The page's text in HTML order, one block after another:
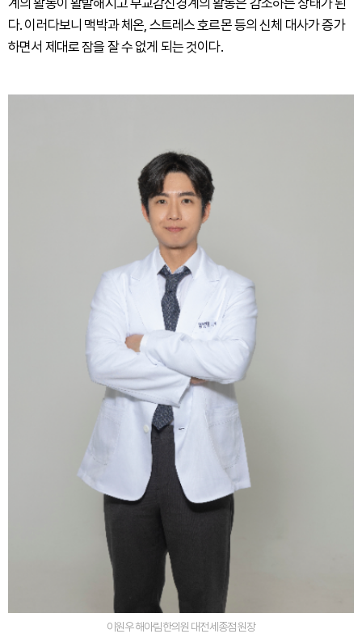
계의 활동이 활발해지고 부교감신경계의 활동은 감소하는 상태가 된
다. 이러다보니 맥박과 체온, 스트레스 호르몬 등의 신체 대사가 증가
하면서 제대로 잠을 잘 수 없게 되는 것이다.
이원우 해아림한의원 대전세종점 원장